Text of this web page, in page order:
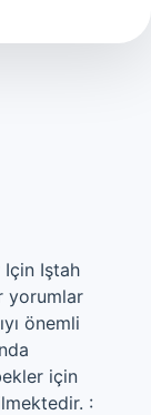
Için Iştah
yorumlar
önemli
için
: